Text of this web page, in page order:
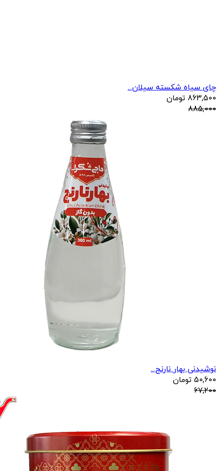
چای سیاه شکسته سیلان...
863,500 تومان
885,000
نوشیدنی بهار نارنج...
50,600 تومان
67,200